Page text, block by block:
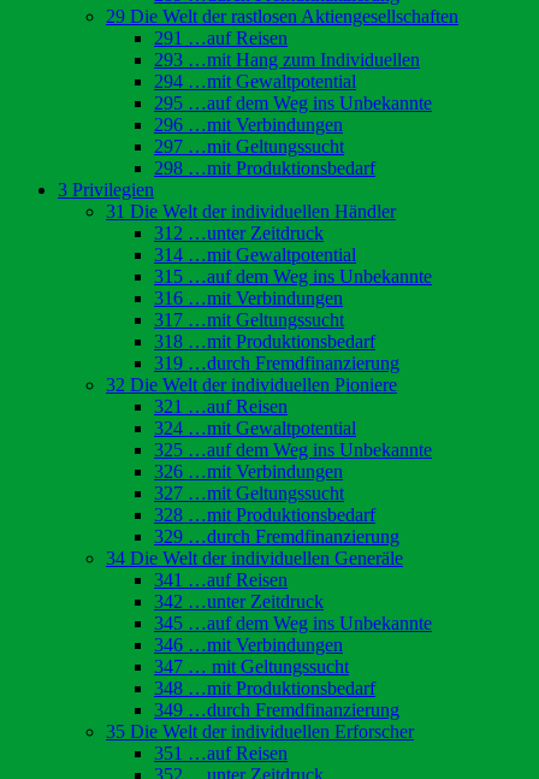
29 Die Welt der rastlosen Aktiengesellschaften
291 …auf Reisen
293 …mit Hang zum Individuellen
294 …mit Gewaltpotential
295 …auf dem Weg ins Unbekannte
296 …mit Verbindungen
297 …mit Geltungssucht
298 …mit Produktionsbedarf
3 Privilegien
31 Die Welt der individuellen Händler
312 …unter Zeitdruck
314 …mit Gewaltpotential
315 …auf dem Weg ins Unbekannte
316 …mit Verbindungen
317 …mit Geltungssucht
318 …mit Produktionsbedarf
319 …durch Fremdfinanzierung
32 Die Welt der individuellen Pioniere
321 …auf Reisen
324 …mit Gewaltpotential
325 …auf dem Weg ins Unbekannte
326 …mit Verbindungen
327 …mit Geltungssucht
328 …mit Produktionsbedarf
329 …durch Fremdfinanzierung
34 Die Welt der individuellen Generäle
341 …auf Reisen
342 …unter Zeitdruck
345 …auf dem Weg ins Unbekannte
346 …mit Verbindungen
347 … mit Geltungssucht
348 …mit Produktionsbedarf
349 …durch Fremdfinanzierung
35 Die Welt der individuellen Erforscher
351 …auf Reisen